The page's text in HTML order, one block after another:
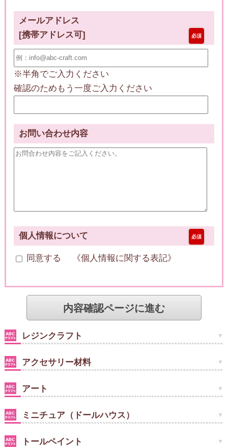
メールアドレス
[携帯アドレス可]
必須
※半角でご入力ください
確認のためもう一度ご入力ください
お問い合わせ内容
個人情報について 必須
同意する 《個人情報に関する表記》
レジンクラフト
アクセサリー材料
アート
ミニチュア（ドールハウス）
トールペイント